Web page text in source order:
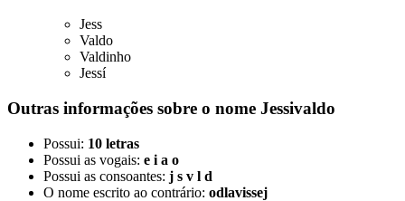
Jess
Valdo
Valdinho
Jessí
Outras informações sobre o nome Jessivaldo
Possui: 10 letras
Possui as vogais: e i a o
Possui as consoantes: j s v l d
O nome escrito ao contrário: odlavissej